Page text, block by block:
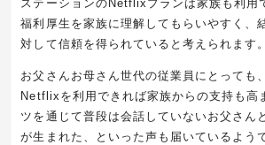
ステーションのNetflixプランは家族も利用
福利厚生を家族に理解してもらいやすく、
対して信頼を得られていると考えられます。
お父さんお母さん世代の従業員にとっても
Netflixを利用できれば家族からの支持も高
ツを通じて普段は会話していないお父さん
が生まれた、といった声も届いているよう